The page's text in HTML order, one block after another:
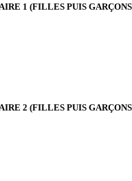
1 (FILLES PUIS
2 (FILLES PUIS